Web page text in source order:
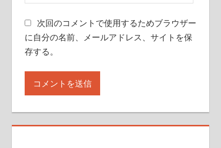
次回のコメントで使用するためブラウザー
に自分の名前、メールアドレス、サイトを保
存する。